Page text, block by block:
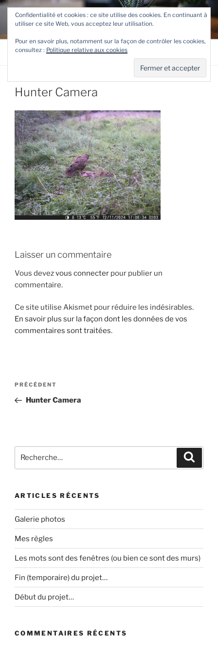
Aller
contenu
principal
TETEVE.FR
Le site de Teteve
Menu
Hunter Camera
Laisser un commentaire
Vous devezvous connecter pour publier un
commentaire.
Ce site utilise Akismet pour réduire les indésirables.
En savoir plus sur la façon dont les données de vos
commentaires sont traitées.
Navigation
l’article
Article
précédent
PRÉCÉDENT
Hunter Camera
pour
ARTICLES RÉCENTS
Galerie photos
Mes règles
Les mots sont des fenêtres (ou bien ce sont des murs)
Fin (temporaire) du projet…
Début du projet…
COMMENTAIRES RÉCENTS
Confidentialité et cookies : ce site utilise des cookies. En continuant à
utiliser ce site Web, vous acceptez leur utilisation.
Pour en savoir plus, notamment sur la façon de contrôler les cookies,
consultez : Politique relative aux cookies